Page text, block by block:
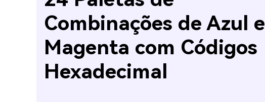
Combinações de Azul e
Magenta com Códigos
Hexadecimal